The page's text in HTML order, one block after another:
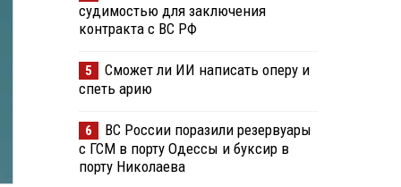
судимостью для заключения
контракта с ВС РФ
5
Сможет ли ИИ написать оперу и
спеть арию
6
ВС России поразили резервуары
с ГСМ в порту Одессы и буксир в
порту Николаева